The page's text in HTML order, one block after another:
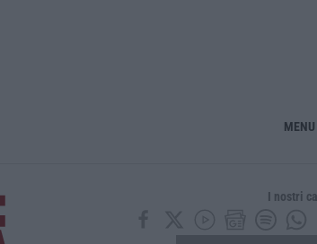
MENU
I nostri